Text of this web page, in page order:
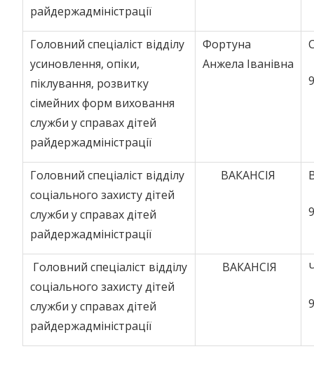
райдержадміністрації
Головний спеціаліст відділу
усиновлення, опіки,
піклування, розвитку
сімейних форм виховання
служби у справах дітей
райдержадміністрації
Фортуна
Анжела Іванівна
Головний спеціаліст відділу
соціального захисту дітей
служби у справах дітей
райдержадміністрації
ВАКАНСІЯ
Головний спеціаліст відділу
соціального захисту дітей
служби у справах дітей
райдержадміністрації
ВАКАНСІЯ